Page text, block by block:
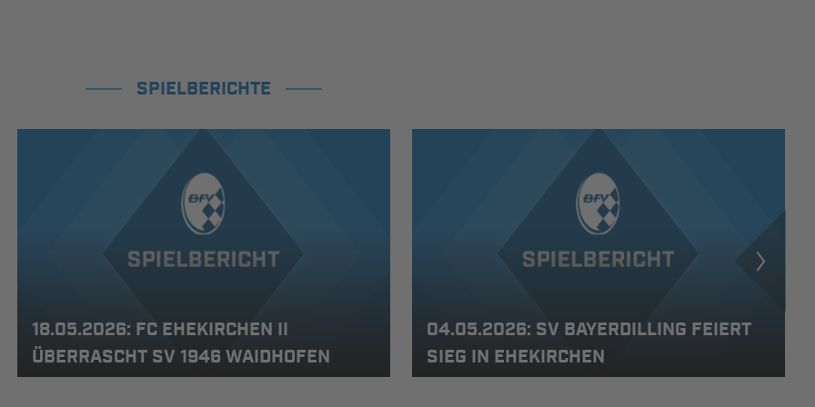
SPIELBERICHTE
18.05.2026: FC EHEKIRCHEN II
ÜBERRASCHT SV 1946 WAIDHOFEN
04.05.2026: SV BAYERDILLING FEIERT
SIEG IN EHEKIRCHEN